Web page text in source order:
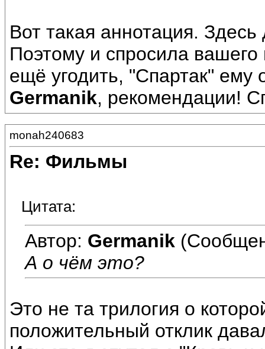
Вот такая аннотация.
Поэтому и спросила
ещё угодить, "Спартак" ему
Germanik, рекомендации!
monah240683
Re: Фильмы
Цитата:
Автор: Germanik
А о чём это?
Это не та трилогия о
положительный отклик